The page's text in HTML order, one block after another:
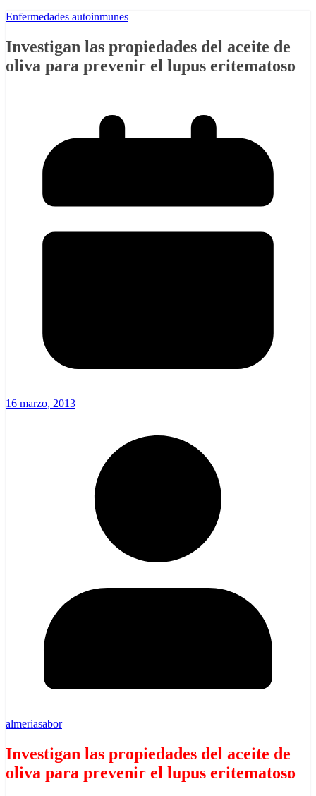
Enfermedades autoinmunes
Investigan las propiedades del aceite de
oliva para prevenir el lupus eritematoso
16 marzo, 2013
almeriasabor
Investigan las propiedades del aceite de
oliva para prevenir el lupus eritematoso